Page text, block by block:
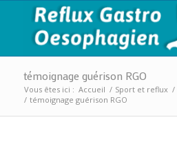
témoignage guérison RGO
Vous êtes ici : Accueil / Sport et reflux /
/ témoignage guérison RGO